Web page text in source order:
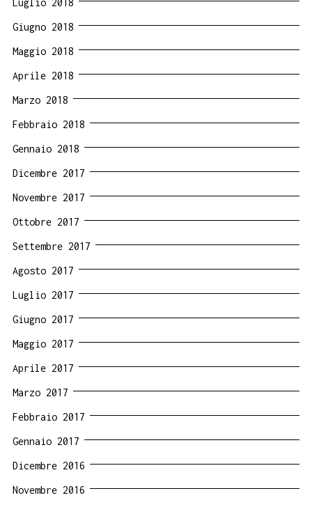
Giugno 2018
Maggio 2018
Aprile 2018
Marzo 2018
Febbraio 2018
Gennaio 2018
Dicembre 2017
Novembre 2017
Ottobre 2017
Settembre 2017
Agosto 2017
Luglio 2017
Giugno 2017
Maggio 2017
Aprile 2017
Marzo 2017
Febbraio 2017
Gennaio 2017
Dicembre 2016
Novembre 2016